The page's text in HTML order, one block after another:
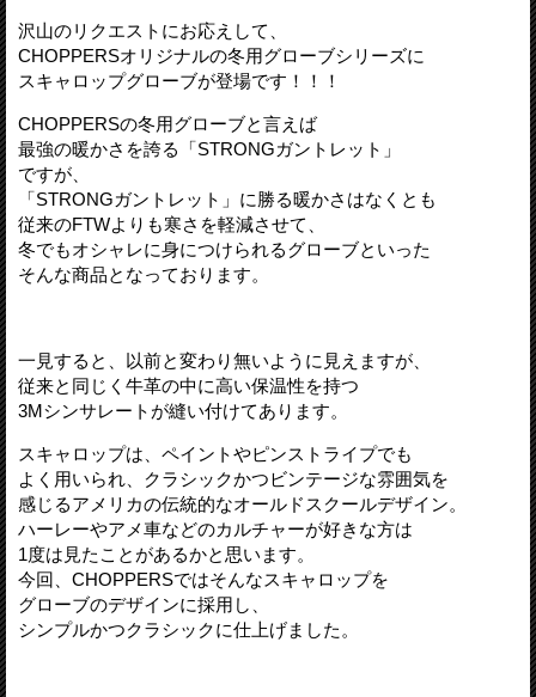
沢山のリクエストにお応えして、
CHOPPERSオリジナルの冬用グローブシリーズに
スキャロップグローブが登場です！！！
CHOPPERSの冬用グローブと言えば
最強の暖かさを誇る「STRONGガントレット」
ですが、
「STRONGガントレット」に勝る暖かさはなくとも
従来のFTWよりも寒さを軽減させて、
冬でもオシャレに身につけられるグローブといった
そんな商品となっております。
一見すると、以前と変わり無いように見えますが、
従来と同じく牛革の中に高い保温性を持つ
3Mシンサレートが縫い付けてあります。
スキャロップは、ペイントやピンストライプでも
よく用いられ、クラシックかつビンテージな雰囲気を
感じるアメリカの伝統的なオールドスクールデザイン。
ハーレーやアメ車などのカルチャーが好きな方は
1度は見たことがあるかと思います。
今回、CHOPPERSではそんなスキャロップを
グローブのデザインに採用し、
シンプルかつクラシックに仕上げました。